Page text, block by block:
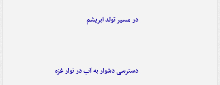
در مسیر تولد ابریشم
دسترسی دشوار به آب در نوار غزه